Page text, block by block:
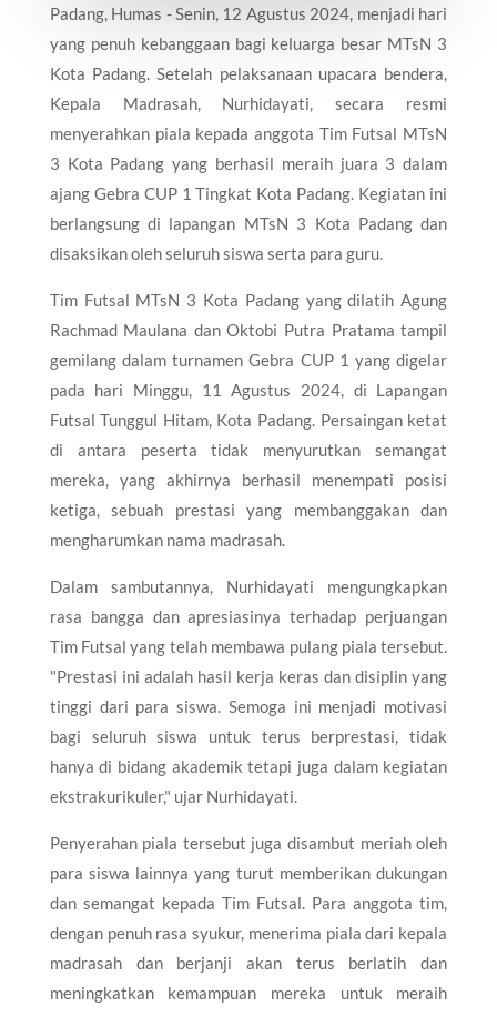
Padang, Humas - Senin, 12 Agustus 2024, menjadi hari
yang penuh kebanggaan bagi keluarga besar MTsN 3
Kota Padang. Setelah pelaksanaan upacara bendera,
Kepala Madrasah, Nurhidayati, secara resmi
menyerahkan piala kepada anggota Tim Futsal MTsN
3 Kota Padang yang berhasil meraih juara 3 dalam
ajang Gebra CUP 1 Tingkat Kota Padang. Kegiatan ini
berlangsung di lapangan MTsN 3 Kota Padang dan
disaksikan oleh seluruh siswa serta para guru.
Tim Futsal MTsN 3 Kota Padang yang dilatih Agung
Rachmad Maulana dan Oktobi Putra Pratama tampil
gemilang dalam turnamen Gebra CUP 1 yang digelar
pada hari Minggu, 11 Agustus 2024, di Lapangan
Futsal Tunggul Hitam, Kota Padang. Persaingan ketat
di antara peserta tidak menyurutkan semangat
mereka, yang akhirnya berhasil menempati posisi
ketiga, sebuah prestasi yang membanggakan dan
mengharumkan nama madrasah.
Dalam sambutannya, Nurhidayati mengungkapkan
rasa bangga dan apresiasinya terhadap perjuangan
Tim Futsal yang telah membawa pulang piala tersebut.
"Prestasi ini adalah hasil kerja keras dan disiplin yang
tinggi dari para siswa. Semoga ini menjadi motivasi
bagi seluruh siswa untuk terus berprestasi, tidak
hanya di bidang akademik tetapi juga dalam kegiatan
ekstrakurikuler," ujar Nurhidayati.
Penyerahan piala tersebut juga disambut meriah oleh
para siswa lainnya yang turut memberikan dukungan
dan semangat kepada Tim Futsal. Para anggota tim,
dengan penuh rasa syukur, menerima piala dari kepala
madrasah dan berjanji akan terus berlatih dan
meningkatkan kemampuan mereka untuk meraih